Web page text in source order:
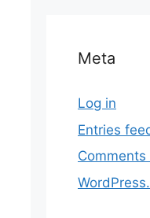
Meta
Log in
Entries
Comments